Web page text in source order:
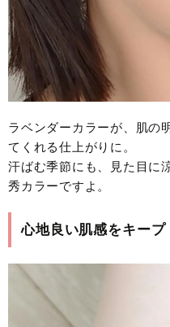
ラベンダーカラーが、肌の
てくれる仕上がりに。
汗ばむ季節にも、見た目に
秀カラーですよ。
心地良い肌感をキープ